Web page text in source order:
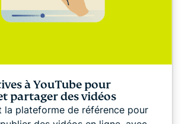
à YouTube pour
partager des vidéos
la plateforme de référence pour